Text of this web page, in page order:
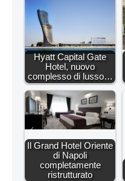
Hyatt Capital Gate
Hotel, nuovo
complesso di lusso…
Il Grand Hotel Oriente
di Napoli
completamente
ristrutturato